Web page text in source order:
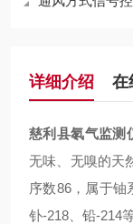
详细介绍 在
慈利县氡气监测
无味、无嗅的天
序数86，属于铀
钋-218、铅-214